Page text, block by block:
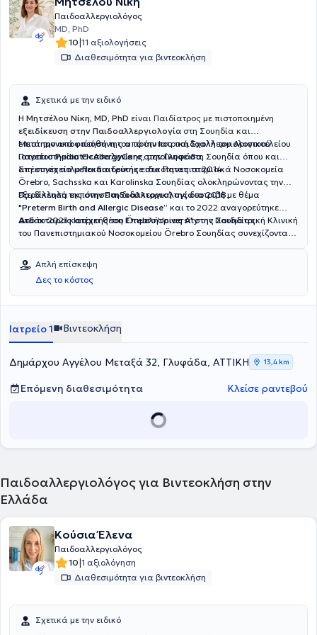
Παιδοαλλεργιολόγος
MD, PhD
10|11 αξιολογήσεις
Διαθεσιμότητα για βιντεοκλήση
Σχετικά με την ειδικό
Η Μητσέλου Νίκη, MD, PhD είναι Παιδίατρος με πιστοποιημένη
εξειδίκευση στην Παιδοαλλεργιολογία στη Σουηδία και
επιστημονικά υπεύθυνη του πρότυπου παιδοαλλεργιολογικού
ιατρείουPediatricAllergyCareστηνΓλυφάδα.
Μετά την αποφοίτησή της από την Ιατρική Σχολή του Αριστοτελείου
Πανεπιστημίου Θεσσαλονίκης, μετοίκησε στη Σουηδία όπου και
απέκτησε τίτλοΠαιδιατρικήςειδικότητας το 2014.
Στη συνέχεια μετεκπαιδεύτηκε στα Πανεπιστημιακά Νοσοκομεία
Örebro, Sachsska και Karolinska Σουηδίας ολοκληρώνοντας την
εξειδίκευσή της στηνΠαιδοαλλεργιολογίατο 2018.
Παράλληλα εκπόνησε τη διδακτορική της διατριβή με θέμα
"Preterm Birth and Allergic Disease” και το 2022 αναγορεύτηκε
ΔιδάκτοραςΙατρικής του Örebro University της Σουηδίας.
Από το 2021 κατέχει θέση Επιμελήτριας Α'στην Παιδιατρική Κλινική
του Πανεπιστημιακού Νοσοκομείου Örebro Σουηδίας συνεχίζοντας
Απλή επίσκεψη
Δες το κόστος
Ιατρείο 1 Βιντεοκλήση
Δημάρχου Αγγέλου Μεταξά 32, Γλυφάδα, ΑΤΤΙΚΗ 13,4 km
Επόμενη διαθεσιμότητα Κλείσε ραντεβού
Παιδοαλλεργιολόγος για Βιντεοκλήση στην
Ελλάδα
Κούσια Έλενα
Παιδοαλλεργιολόγος
10|1 αξιολόγηση
Διαθεσιμότητα για βιντεοκλήση
Σχετικά με την ειδικό